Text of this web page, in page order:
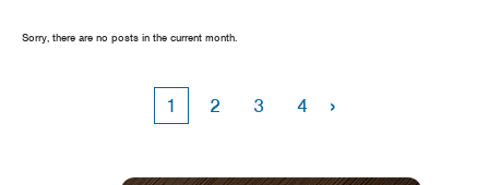
Sorry, there are no posts in the current month.
1 2 3 4 ›